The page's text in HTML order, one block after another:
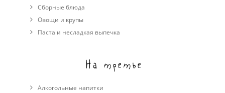
Сборные блюда
Овощи и крупы
Паста и несладкая выпечка
На третье
Алкогольные напитки